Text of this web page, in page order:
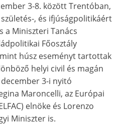
3-8. között Trentóban,
, és ifjúságpolitikáért
a Miniszteri Tanács
Főosztály
húsz eseményt tartottak
helyi civil és magán
3-i nyitó
Maroncelli, az Európai
elnöke és Lorenzo
Miniszter is.